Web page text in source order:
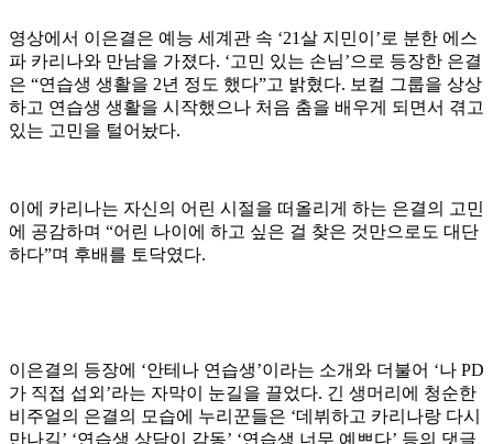
영상에서 이은결은 예능 세계관 속 ‘21살 지민이’로 분한 에스
파 카리나와 만남을 가졌다. ‘고민 있는 손님’으로 등장한 은결
은 “연습생 생활을 2년 정도 했다”고 밝혔다. 보컬 그룹을 상상
하고 연습생 생활을 시작했으나 처음 춤을 배우게 되면서 겪고
있는 고민을 털어놨다.
이에 카리나는 자신의 어린 시절을 떠올리게 하는 은결의 고민
에 공감하며 “어린 나이에 하고 싶은 걸 찾은 것만으로도 대단
하다”며 후배를 토닥였다.
이은결의 등장에 ‘안테나 연습생’이라는 소개와 더불어 ‘나 PD
가 직접 섭외’라는 자막이 눈길을 끌었다. 긴 생머리에 청순한
비주얼의 은결의 모습에 누리꾼들은 ‘데뷔하고 카리나랑 다시
만나길’ ‘연습생 상담이 감동’ ‘연습생 너무 예쁘다’ 등의 댓글